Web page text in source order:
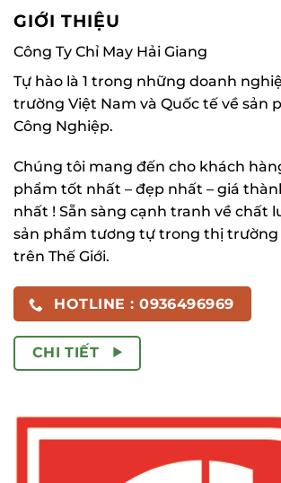
GIỚI THIỆU
Công Ty Chỉ May Hải Giang
Tự hào là 1 trong những doanh
trường Việt Nam và Quốc tế về sản
Công Nghiệp.
Chúng tôi mang đến cho khách
phẩm tốt nhất – đẹp nhất – giá
nhất ! Sẵn sàng cạnh tranh về chất
sản phẩm tương tự trong thị trường
trên Thế Giới.
HOTLINE : 0936496969
CHI TIẾT